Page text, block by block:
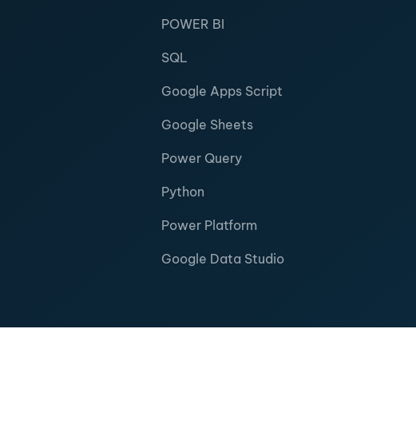
POWER BI
SQL
Google Apps Script
Google Sheets
Power Query
Python
Power Platform
Google Data Studio